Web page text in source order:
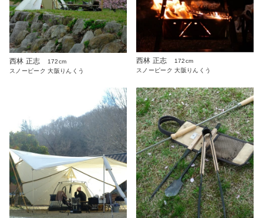
西林 正志
172cm
スノーピーク 大阪りんくう
西林 正志
172cm
スノーピーク 大阪りんくう